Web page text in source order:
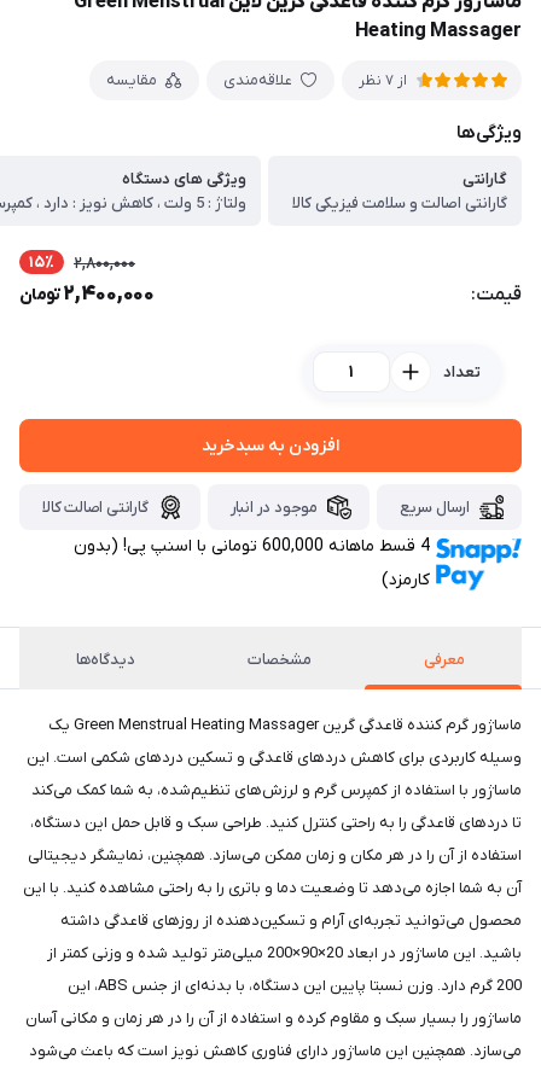
Heating Massager
از 7 نظر علاقه‌مندی مقایسه
ویژگی‌ها
گارانتی
گارانتی اصالت و سلامت فیزیکی کالا
ویژگی های دستگاه
قیمت:
2,800,000 15٪
2,400,000تومان
تعداد
افزودن به سبدخرید
ارسال سریع موجود در انبار گارانتی اصالت کالا
4 قسط ماهانه 600,000 تومانی با اسنپ ‌پی! (بدون
کارمزد)
معرفی مشخصات دیدگاه‌ها
ماساژور گرم کننده قاعدگی گرین Green Menstrual Heating Massager یک
وسیله کاربردی برای کاهش دردهای قاعدگی و تسکین دردهای شکمی است. این
ماساژور با استفاده از کمپرس گرم و لرزش‌های تنظیم‌شده، به شما کمک می‌کند
تا دردهای قاعدگی را به راحتی کنترل کنید. طراحی سبک و قابل حمل این دستگاه،
استفاده از آن را در هر مکان و زمان ممکن می‌سازد. همچنین، نمایشگر دیجیتالی
آن به شما اجازه می‌دهد تا وضعیت دما و باتری را به راحتی مشاهده کنید. با این
محصول می‌توانید تجربه‌ای آرام و تسکین‌دهنده از روزهای قاعدگی داشته
باشید. این ماساژور در ابعاد 20×90×200 میلی‌متر تولید شده و وزنی کمتر از
200 گرم دارد. وزن نسبتا پایین این دستگاه، با بدنه‌ای از جنس ABS، این
ماساژور را بسیار سبک و مقاوم کرده و استفاده از آن را در هر زمان و مکانی آسان
می‌سازد. همچنین این ماساژور دارای فناوری کاهش نویز است که باعث می‌شود